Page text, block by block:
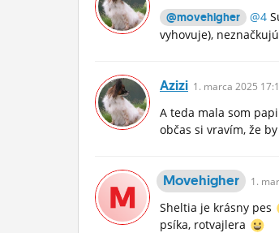
@movehigher @4
vyhovuje),
Azizi 1. marca 2025
A teda mala som
občas si vravím, že
Movehigher 1.
Sheltia je krásny pes
psíka, rotvajlera